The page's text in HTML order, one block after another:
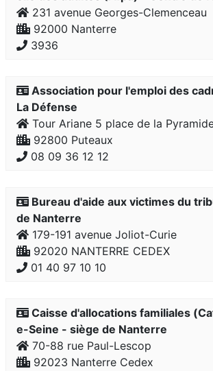
231 avenue Georges-Clemenceau
92000 Nanterre
3936
Association pour l'emploi des
La Défense
Tour Ariane 5 place de la
92800 Puteaux
08 09 36 12 12
Bureau d'aide aux victimes du
de Nanterre
179-191 avenue Joliot-Curie
92020 NANTERRE CEDEX
01 40 97 10 10
Caisse d'allocations familiales
e-Seine - siège de Nanterre
70-88 rue Paul-Lescop
92023 Nanterre Cedex